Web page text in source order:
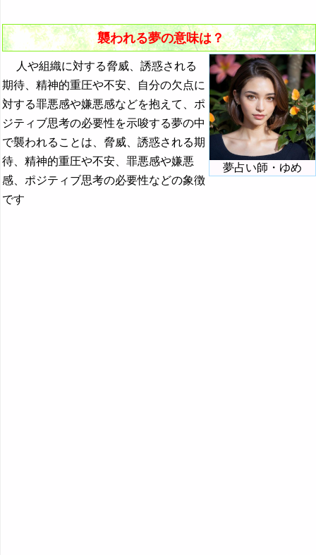
オタマジャクシの夢の夢占い
お茶の夢・コーヒーの夢の夢占い
・・・
『か』から始まる夢
『き』から始まる夢
『く・け』の夢
『こ』から始まる夢
襲われる夢の意味は？
夢占い師・ゆめ
人や組織に対する脅威、誘惑される
期待、精神的重圧や不安、自分の欠点に
対する罪悪感や嫌悪感などを抱えて、ポ
ジティブ思考の必要性を示唆する夢の中
で襲われることは、脅威、誘惑される期
待、精神的重圧や不安、罪悪感や嫌悪
感、ポジティブ思考の必要性などの象徴
です